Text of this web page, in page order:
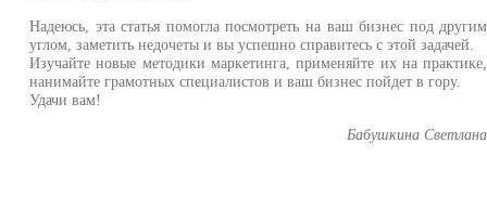
Надеюсь, эта статья помогла посмотреть на ваш бизнес под другим
углом, заметить недочеты и вы успешно справитесь с этой задачей.
Изучайте новые методики маркетинга, применяйте их на практике,
нанимайте грамотных специалистов и ваш бизнес пойдет в гору.
Удачи вам!
Бабушкина Светлана